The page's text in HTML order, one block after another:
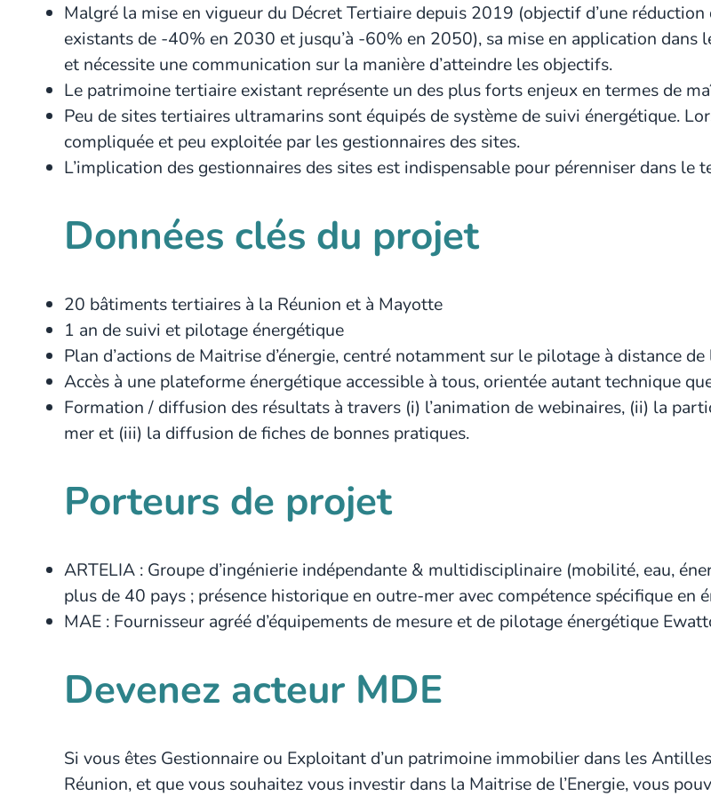
Malgré la mise en vigueur du Décret Tertiaire depuis 2019 (objectif d’une
existants de -40% en 2030 et jusqu’à -60% en 2050), sa mise en application
et nécessite une communication sur la manière d’atteindre les objectifs.
Le patrimoine tertiaire existant représente un des plus forts enjeux en termes de
Peu de sites tertiaires ultramarins sont équipés de système de suivi énergétique.
compliquée et peu exploitée par les gestionnaires des sites.
L’implication des gestionnaires des sites est indispensable pour pérenniser dans le
Données clés du projet
20 bâtiments tertiaires à la Réunion et à Mayotte
1 an de suivi et pilotage énergétique
Plan d’actions de Maitrise d’énergie, centré notamment sur le pilotage à distance
Accès à une plateforme énergétique accessible à tous, orientée autant technique
Formation / diffusion des résultats à travers (i) l’animation de webinaires, (ii) la
mer et (iii) la diffusion de fiches de bonnes pratiques.
Porteurs de projet
ARTELIA : Groupe d’ingénierie indépendante & multidisciplinaire (mobilité, eau,
plus de 40 pays ; présence historique en outre-mer avec compétence spécifique en
MAE : Fournisseur agréé d’équipements de mesure et de pilotage énergétique
Devenez acteur MDE
Si vous êtes Gestionnaire ou Exploitant d’un patrimoine immobilier dans les
Réunion, et que vous souhaitez vous investir dans la Maitrise de l’Energie, vous